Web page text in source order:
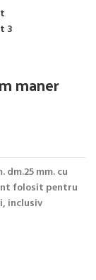
maner
dm.25 mm. cu
folosit pentru
inclusiv